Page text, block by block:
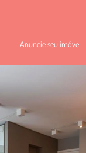
Anuncie seu imóvel